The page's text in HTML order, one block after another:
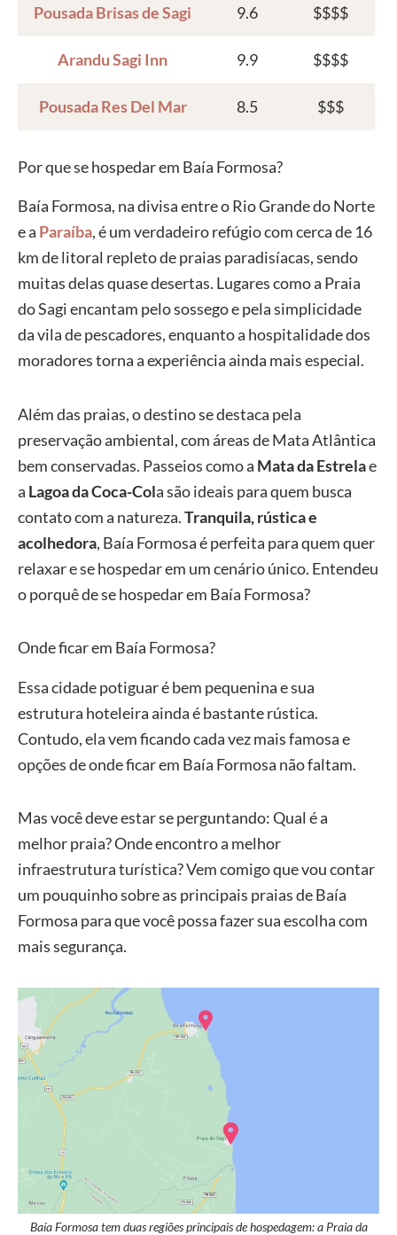
Pousada Brisas de Sagi 9.6 $$$$
Arandu Sagi Inn 9.9 $$$$
Pousada Res Del Mar 8.5 $$$
Por que se hospedar em Baía Formosa?
Baía Formosa, na divisa entre oRio Grande do Norte
e a Paraíba, é um verdadeiro refúgio com cerca de 16
km de litoral repleto de praias paradisíacas, sendo
muitas delas quase desertas. Lugares como a Praia
do Sagiencantam pelo sossego e pela simplicidade
da vila de pescadores, enquanto a hospitalidade dos
moradores torna a experiência ainda mais especial.
Além das praias, o destino se destaca pela
preservação ambiental, com áreas deMata Atlântica
bem conservadas. Passeios como a Mata da Estrelae
a Lagoa da Coca-Colasão ideais para quem busca
contato com a natureza.Tranquila, rústica e
acolhedora, Baía Formosa é perfeita para quem quer
relaxar e se hospedar em um cenário único. Entendeu
o porquê de se hospedar em Baía Formosa?
Onde ficar em Baía Formosa?
Essa cidade potiguar é bem pequenina e sua
estrutura hoteleira ainda é bastante rústica.
Contudo, ela vem ficando cada vez mais famosa e
opções de onde ficar em Baía Formosa não faltam.
Mas você deve estar se perguntando: Qual é a
melhor praia? Onde encontro a melhor
infraestrutura turística? Vem comigo que vou contar
um pouquinho sobre as principais praias de Baía
Formosa para que você possa fazer sua escolha com
mais segurança.
Baía Formosa tem duas regiões principais de hospedagem: a Praia da